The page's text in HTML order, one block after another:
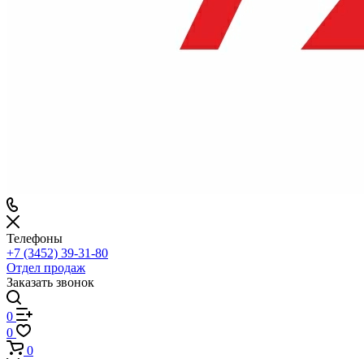
Телефоны
+7 (3452) 39-31-80
Отдел продаж
Заказать звонок
0
0
0